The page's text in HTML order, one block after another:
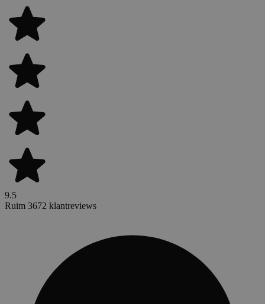
9.5
Ruim 3672 klantreviews